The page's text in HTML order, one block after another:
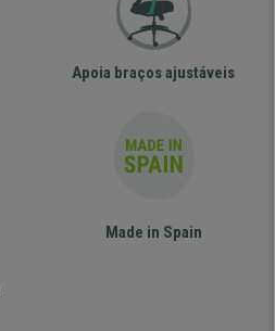
Apoia braços ajustáveis
Made in Spain